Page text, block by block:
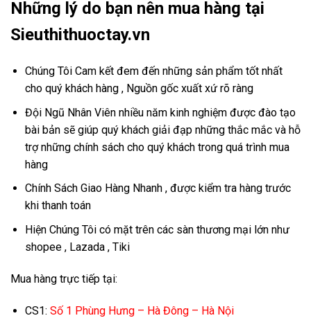
Những lý do bạn nên mua hàng tại
Sieuthithuoctay.vn
Chúng Tôi Cam kết đem đến những sản phẩm tốt nhất
cho quý khách hàng , Nguồn gốc xuất xứ rõ ràng
Đội Ngũ Nhân Viên nhiều năm kinh nghiệm được đào tạo
bài bản sẽ giúp quý khách giải đạp những thắc mắc và hỗ
trợ những chính sách cho quý khách trong quá trình mua
hàng
Chính Sách Giao Hàng Nhanh , được kiểm tra hàng trước
khi thanh toán
Hiện Chúng Tôi có mặt trên các sàn thương mại lớn như
shopee , Lazada , Tiki
Mua hàng trực tiếp tại:
CS1: Số 1 Phùng Hưng – Hà Đông – Hà Nội